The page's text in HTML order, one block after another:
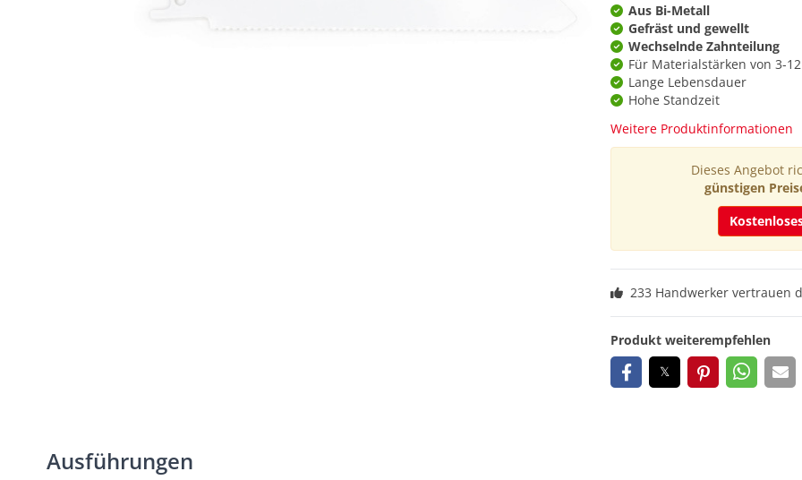
Aus Bi-Metall
Gefräst und gewellt
Wechselnde Zahnteilung
Für Materialstärken von 3-
Lange Lebensdauer
Hohe Standzeit
Weitere Produktinformationen
Dieses Angebot
günstigen
233 Handwerker vertrauen
Produkt weiterempfehlen
Ausführungen